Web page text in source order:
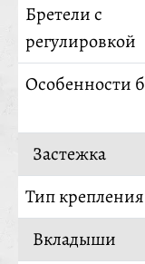
Бретели с
регулировкой
Особенности
Застежка
Тип крепления
Вкладыши